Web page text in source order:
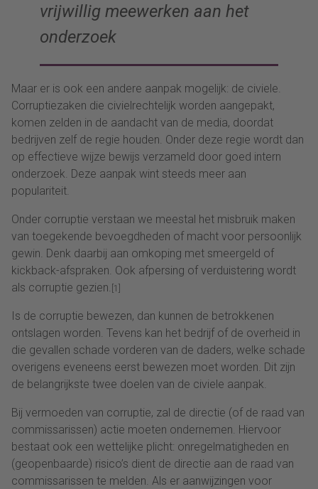
vrijwillig meewerken aan het
onderzoek
Maar er is ook een andere aanpak mogelijk: de civiele.
Corruptiezaken die civielrechtelijk worden aangepakt,
komen zelden in de aandacht van de media, doordat
bedrijven zelf de regie houden. Onder deze regie wordt dan
op effectieve wijze bewijs verzameld door goed intern
onderzoek. Deze aanpak wint steeds meer aan
populariteit.
Onder corruptie verstaan we meestal het misbruik maken
van toegekende bevoegdheden of macht voor persoonlijk
gewin. Denk daarbij aan omkoping met smeergeld of
kickback-afspraken. Ook afpersing of verduistering wordt
als corruptie gezien. [1]
Is de corruptie bewezen, dan kunnen de betrokkenen
ontslagen worden. Tevens kan het bedrijf of de overheid in
die gevallen schade vorderen van de daders, welke schade
overigens eveneens eerst bewezen moet worden. Dit zijn
de belangrijkste twee doelen van de civiele aanpak.
Bij vermoeden van corruptie, zal de directie (of de raad van
commissarissen) actie moeten ondernemen. Hiervoor
bestaat ook een wettelijke plicht: onregelmatigheden en
(geopenbaarde) risico’s dient de directie aan de raad van
commissarissen te melden. Als er aanwijzingen voor